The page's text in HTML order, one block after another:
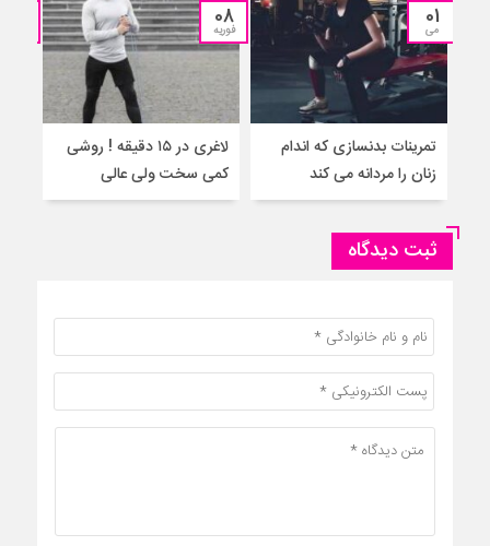
01
می
تمرینات بدنسازی که اندام
زنان را مردانه می کند
08
فوریه
لاغری در ۱۵ دقیقه ! روشی
کمی سخت ولی عالی
ثبت دیدگاه